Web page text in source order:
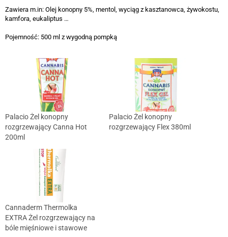
Zawiera m.in: Olej konopny 5%, mentol, wyciąg z kasztanowca, żywokostu,
kamfora, eukaliptus …
Pojemność: 500 ml z wygodną pompką
Palacio Żel konopny
rozgrzewający Canna Hot
200ml
Palacio Żel konopny
rozgrzewający Flex 380ml
Cannaderm Thermolka
EXTRA Żel rozgrzewający na
bóle mięśniowe i stawowe